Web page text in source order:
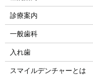
診療案内
一般歯科
入れ歯
​スマイルデンチャーとは